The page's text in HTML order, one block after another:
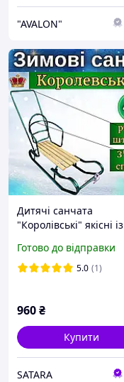
"AVALON"
Дитячі санчата
"Королівські" якісні із
штовхачем Зелені
Готово до відправки
5.0 (1)
960₴
Купити
SATARA